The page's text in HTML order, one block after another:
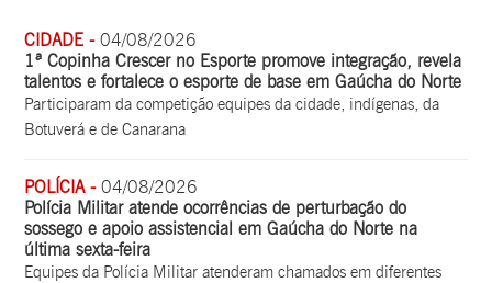
CIDADE -04/08/2026
1ª Copinha Crescer no Esporte promove integração, revela
talentos e fortalece o esporte de base em Gaúcha do Norte
Participaram da competição equipes da cidade, indígenas, da
Botuverá e de Canarana
POLÍCIA -04/08/2026
Polícia Militar atende ocorrências de perturbação do
sossego e apoio assistencial em Gaúcha do Norte na
última sexta-feira
Equipes da Polícia Militar atenderam chamados em diferentes